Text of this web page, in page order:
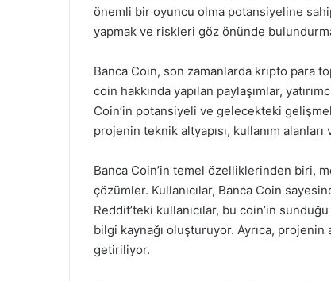
önemli bir oyuncu olma potansiyeline
yapmak ve riskleri göz önünde
Banca Coin, son zamanlarda kripto para
coin hakkında yapılan paylaşımlar,
Coin’in potansiyeli ve gelecekteki
projenin teknik altyapısı, kullanım
Banca Coin’in temel özelliklerinden biri,
çözümler. Kullanıcılar, Banca Coin
Reddit’teki kullanıcılar, bu coin’in
bilgi kaynağı oluşturuyor. Ayrıca,
getiriliyor.